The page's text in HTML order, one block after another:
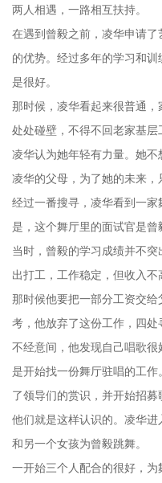
两人相遇，一路相互扶持。
在遇到曾毅之前，凌华申请
的优势。经过多年的学习和
是很好。
那时候，凌华看起来很普通
处处碰壁，不得不回老家基层
凌华认为她年轻有力量。她
凌华的父母，为了她的未来，
经过一番搜寻，凌华看到一
是，这个舞厅里的面试官是曾
当时，曾毅的学习成绩并不
出打工，工作稳定，但收入不
那时候他要把一部分工资交
考，他放弃了这份工作，四处
不经意间，他发现自己唱歌
是开始找一份舞厅驻唱的工作
了领导们的赏识，并开始招募
他们就是这样认识的。凌华
和另一个女孩为曾毅跳舞。
一开始三个人配合的很好，